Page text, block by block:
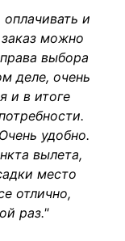
и
можно
выбора
деле, очень
и в итоге
удобно.
вылета,
место
отлично,
раз."